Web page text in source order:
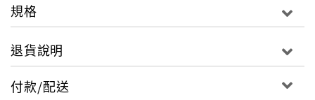
規格
退貨說明
付款/配送